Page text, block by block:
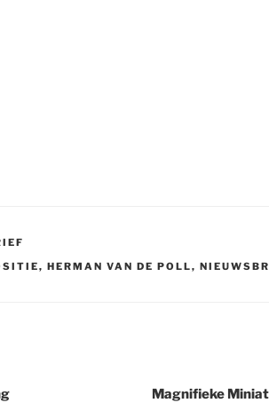
,HERMAN VAN DE POLL,
Magnifieke